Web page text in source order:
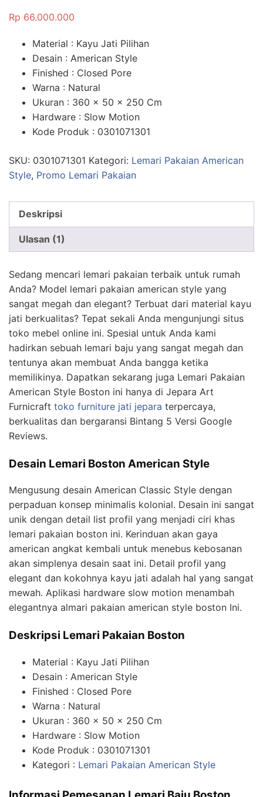
berdasarka
Rp 66.000.000
Material : Kayu Jati Pilihan
Desain : American Style
Finished : Closed Pore
Warna : Natural
Ukuran : 360 x 50 x 250 Cm
Hardware : Slow Motion
Kode Produk : 0301071301
SKU: 0301071301 Kategori: Lemari Pakaian American
Style, Promo Lemari Pakaian
Deskripsi
Ulasan (1)
Sedang mencari lemari pakaian terbaik untuk rumah
Anda? Model lemari pakaian american style yang
sangat megah dan elegant? Terbuat dari material kayu
jati berkualitas? Tepat sekali Anda mengunjungi situs
toko mebel online ini. Spesial untuk Anda kami
hadirkan sebuah lemari baju yang sangat megah dan
tentunya akan membuat Anda bangga ketika
memilikinya. Dapatkan sekarang juga Lemari Pakaian
American Style Boston ini hanya di Jepara Art
Furnicraft toko furniture jati jepara terpercaya,
berkualitas dan bergaransi Bintang 5 Versi Google
Reviews.
Desain Lemari Boston American Style
Mengusung desain American Classic Style dengan
perpaduan konsep minimalis kolonial. Desain ini sangat
unik dengan detail list profil yang menjadi ciri khas
lemari pakaian boston ini. Kerinduan akan gaya
american angkat kembali untuk menebus kebosanan
akan simplenya desain saat ini. Detail profil yang
elegant dan kokohnya kayu jati adalah hal yang sangat
mewah. Aplikasi hardware slow motion menambah
elegantnya almari pakaian american style boston Ini.
Deskripsi Lemari Pakaian Boston
Material : Kayu Jati Pilihan
Desain : American Style
Finished : Closed Pore
Warna : Natural
Ukuran : 360 x 50 x 250 Cm
Hardware : Slow Motion
Kode Produk : 0301071301
Kategori : Lemari Pakaian American Style